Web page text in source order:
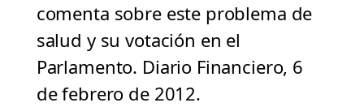
comenta sobre este problema de
salud y su votación en el
Parlamento. Diario Financiero, 6
de febrero de 2012.